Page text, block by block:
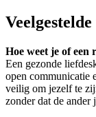
Hoe weet je of een
Een gezonde
open communicatie
veilig om jezelf te
zonder dat de ander